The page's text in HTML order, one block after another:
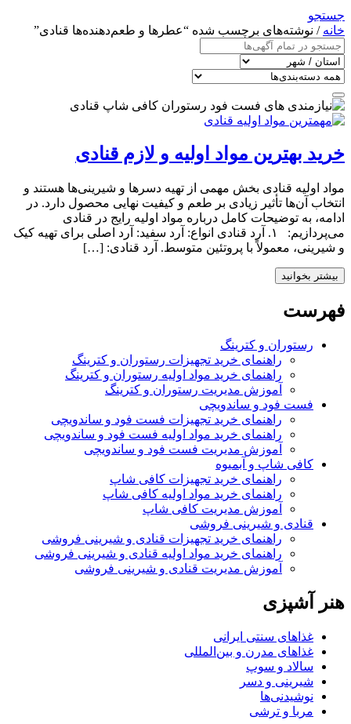
جستجو
خانه / نوشته‌های برچسب شده “عطرها و طعم‌دهنده‌ها قنادی”
خرید بهترین مواد اولیه و لازم قنادی
مواد اولیه قنادی بخش مهمی از تهیه دسرها و شیرینی‌ها هستند و
انتخاب آن‌ها تأثیر زیادی بر طعم و کیفیت نهایی محصول دارد. در
ادامه، به توضیحات کامل درباره مواد اولیه رایج در قنادی
می‌پردازیم: ۱. آرد قنادی انواع: آرد سفید: آرد اصلی برای تهیه کیک
و شیرینی، معمولاً با پروتئین متوسط. آرد قنادی: […]
بیشتر بخوانید
فهرست
رستوران و کترینگ
راهنمای خرید تجهیزات رستوران و کترینگ
راهنمای خرید مواد اولیه رستوران و کترینگ
آموزش مدیریت رستوران و کترینگ
فست فود و ساندویچی
راهنمای خرید تجهیزات فست فود و ساندویچی
راهنمای خرید مواد اولیه فست فود و ساندویچی
آموزش مدیریت فست فود و ساندویچی
کافی شاپ و آبمیوه
راهنمای خرید تجهیزات کافی شاپ
راهنمای خرید مواد اولیه کافی‌ شاپ‌
آموزش مدیریت کافی شاپ
قنادی و شیرینی فروشی
راهنمای خرید تجهیزات قنادی و شیرینی فروشی
راهنمای خرید مواد اولیه قنادی و شیرینی فروشی
آموزش مدیریت قنادی و شیرینی فروشی
هنر آشپزی
غذاهای سنتی ایرانی
غذاهای مدرن و بین‌المللی
سالاد و سوپ
شیرینی و دسر
نوشیدنی‌ها
مربا و ترشی